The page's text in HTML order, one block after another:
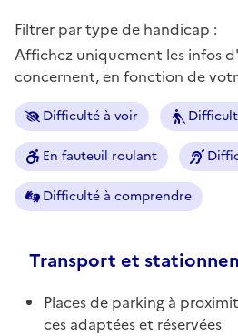
Filtrer par type de handicap :
Affichez uniquement les infos
concernent, en fonction de
Difficulté à voir
En fauteuil roulant
Difficulté à comprendre
Transport et
Places de parking à
ces adaptées et réservées